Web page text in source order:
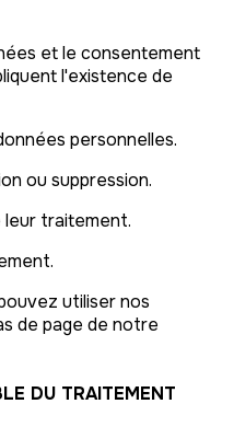
et le consentement
l'existence de
personnelles.
ou suppression.
leur traitement.
utiliser nos
de page de notre
DU TRAITEMENT